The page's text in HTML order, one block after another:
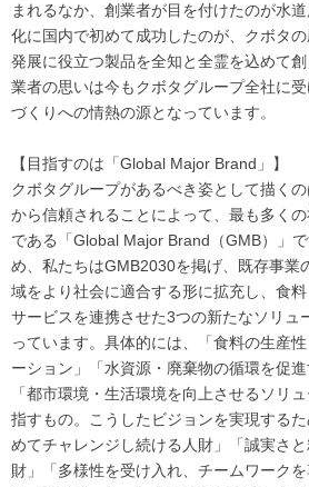
まれるなか、創業者が目を付けたのが水
化に国内で初めて成功したのが、クボタ
発展に役立つ製品を全知と全霊を込めて
業者の思いは今もクボタグループ全社に
づくりへの情熱の源となっています。
【目指すのは「Global Major Brand」】
クボタグループがあるべき姿として描く
から信頼されることによって、最も多く
である「Global Major Brand（GMB）」
め、私たちはGMB2030を掲げ、既存事業
域をより社会に適合する形に拡充し、食
サービスを連携させた3つの新たなソリュ
っています。具体的には、「食料の生産
ーション」「水資源・廃棄物の循環を促進
「都市環境・生活環境を向上させるソリ
指すもの。こうしたビジョンを実現する
めてチャレンジし続ける人財」「誠実さ
財」「多様性を受け入れ、チームワーク